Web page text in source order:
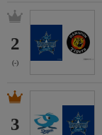
2
(-)
3